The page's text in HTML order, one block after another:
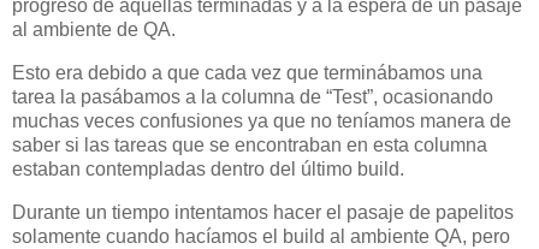
progreso de aquellas terminadas y a la espera de un pasaje
al ambiente de QA.
Esto era debido a que cada vez que terminábamos una
tarea la pasábamos a la columna de “Test”, ocasionando
muchas veces confusiones ya que no teníamos manera de
saber si las tareas que se encontraban en esta columna
estaban contempladas dentro del último build.
Durante un tiempo intentamos hacer el pasaje de papelitos
solamente cuando hacíamos el build al ambiente QA, pero